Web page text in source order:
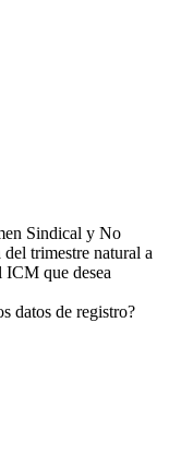
Sindical y No
trimestre natural a
ICM que desea
datos de registro?